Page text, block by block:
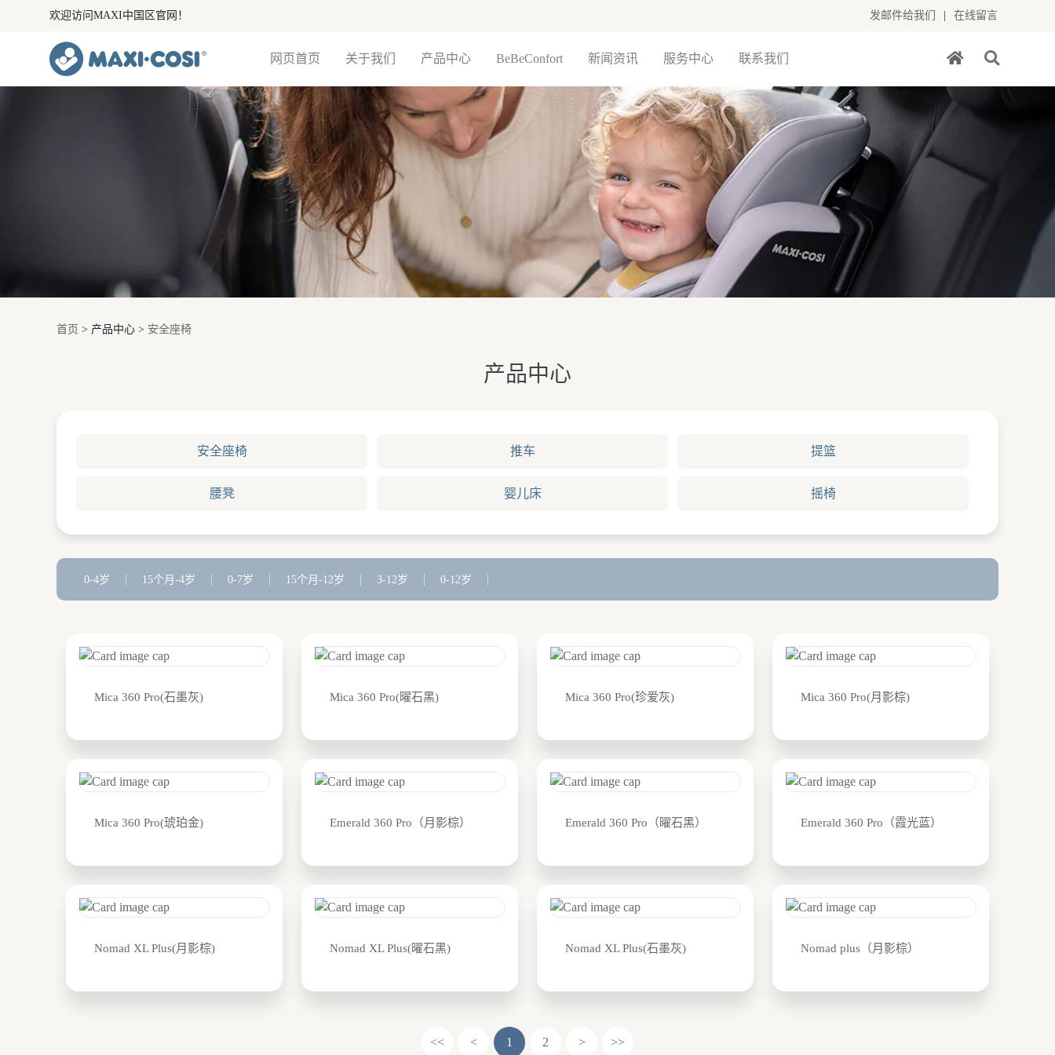
欢迎访问MAXI中国区官网！ 发邮件给我们 在线留言
网页首页 关于我们 产品中心 BeBeConfort 新闻资讯 服务中心 联系我们
首页 > 产品中心 > 安全座椅
产品中心
安全座椅 推车 提篮
腰凳 婴儿床 摇椅
0-4岁 15个月-4岁 0-7岁 15个月-12岁 3-12岁 0-12岁
Mica 360 Pro(石墨灰) Mica 360 Pro(曜石黑) Mica 360 Pro(珍爱灰) Mica 360 Pro(月影棕)
Mica 360 Pro(琥珀金) Emerald 360 Pro（月影棕） Emerald 360 Pro（曜石黑） Emerald 360 Pro（霞光蓝）
Nomad XL Plus(月影棕) Nomad XL Plus(曜石黑) Nomad XL Plus(石墨灰) Nomad plus（月影棕）
<< < 1 2 > >>